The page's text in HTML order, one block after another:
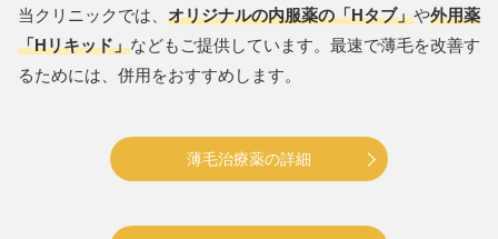
当クリニックでは、 オリジナルの内服薬の「Hタブ」や外用薬
「Hリキッド」などもご提供しています。最速で薄毛を改善す
るためには、併用をおすすめします。
薄毛治療薬の詳細